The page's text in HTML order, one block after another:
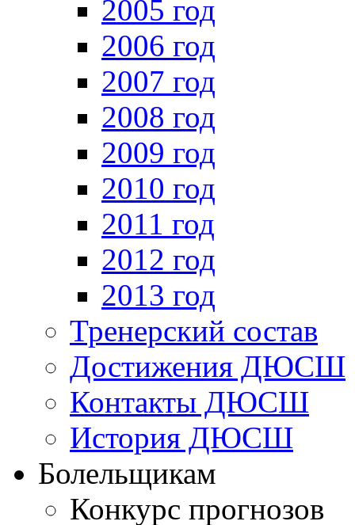
2005 год
2006 год
2007 год
2008 год
2009 год
2010 год
2011 год
2012 год
2013 год
Тренерский состав
Достижения ДЮСШ
Контакты ДЮСШ
История ДЮСШ
Болельщикам
Конкурс прогнозов